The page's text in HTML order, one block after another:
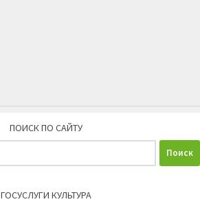
ПОИСК ПО САЙТУ
ГОСУСЛУГИ КУЛЬТУРА